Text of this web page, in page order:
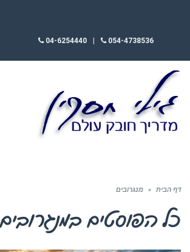
054-4738536
04-6254440
דף הבית » מנגרובים
כל הפוסטים במנגרובים